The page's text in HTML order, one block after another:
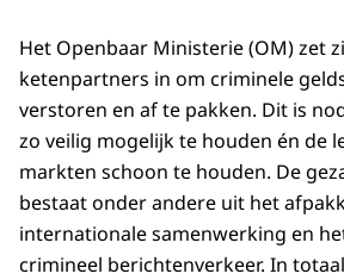
Het Openbaar Ministerie (OM) zet
ketenpartners in om criminele
verstoren en af te pakken. Dit is
zo veilig mogelijk te houden én de
markten schoon te houden. De
bestaat onder andere uit het
internationale samenwerking en
crimineel berichtenverkeer. In